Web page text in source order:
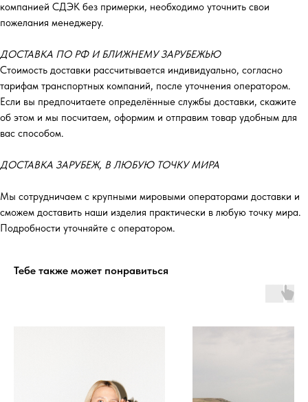
компанией СДЭК без примерки, необходимо уточнить свои
пожелания менеджеру.
ДОСТАВКА ПО РФ И БЛИЖНЕМУ ЗАРУБЕЖЬЮ
Стоимость доставки рассчитывается индивидуально, согласно
тарифам транспортных компаний, после уточнения оператором.
Если вы предпочитаете определённые службы доставки, скажите
об этом и мы посчитаем, оформим и отправим товар удобным для
вас способом.
ДОСТАВКА ЗАРУБЕЖ, В ЛЮБУЮ ТОЧКУ МИРА
Мы сотрудничаем с крупными мировыми операторами доставки и
сможем доставить наши изделия практически в любую точку мира.
Подробности уточняйте с оператором.
Тебе также может понравиться